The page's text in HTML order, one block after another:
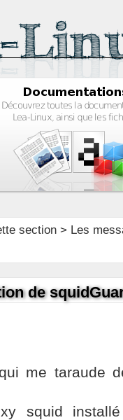
section> Les
de
me taraude
squid